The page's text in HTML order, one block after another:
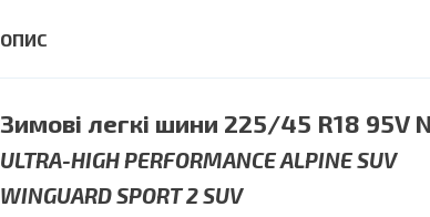
Зимові легкі шини 225/45 R18 95V
ULTRA-HIGH PERFORMANCE ALPINE SUV
WINGUARD SPORT 2 SUV